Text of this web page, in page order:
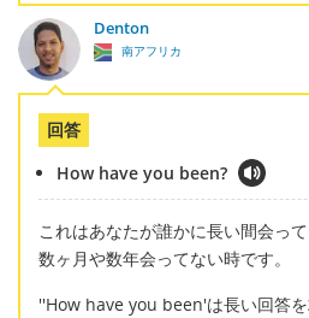
Denton
南アフリカ
回答
How have you been?
これはあなたが誰かに長い間会っ
数ヶ月や数年会ってない時です。
''How have you been'は長い回答を